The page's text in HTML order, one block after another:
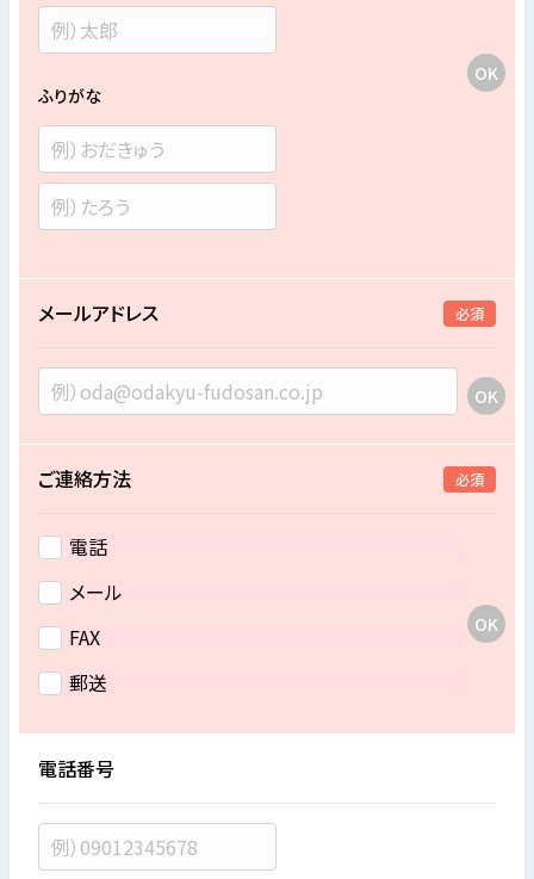
ふりがな
メールアドレス 必須
ご連絡方法 必須
電話
メール
FAX
郵送
電話番号